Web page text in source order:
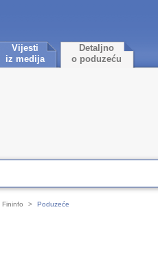
Vijesti
iz medija
Detaljno
o poduzeću
Fininfo > Poduzeće